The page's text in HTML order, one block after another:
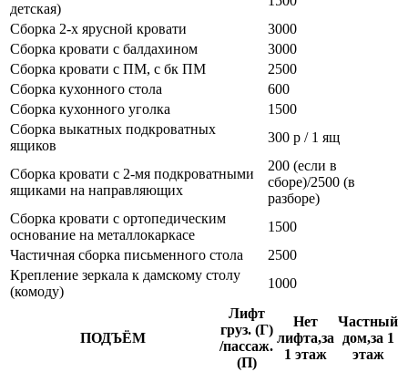
детская)
Сборка 2-х ярусной кровати
3000
Сборка кровати с балдахином
3000
Сборка кровати с ПМ, с бк ПМ
2500
Сборка кухонного стола
600
Сборка кухонного уголка
1500
Сборка выкатных подкроватных
ящиков
300 р / 1 ящ
Сборка кровати с 2-мя подкроватными
ящиками на направляющих
200 (если в
сборе)/2500 (в
разборе)
Сборка кровати с ортопедическим
основание на металлокаркасе
1500
Частичная сборка письменного стола
2500
Крепление зеркала к дамскому столу
(комоду)
1000
ПОДЪЁМ
Лифт
груз. (Г)
/пассаж.
(П)
Нет
лифта,за
1 этаж
Частный
дом,за 1
этаж